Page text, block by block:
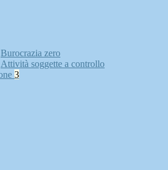
Burocrazia zero
Attività soggette a controllo
3